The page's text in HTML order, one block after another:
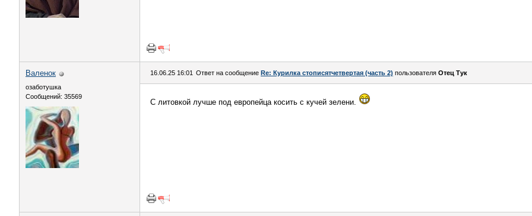
Валенок
озаботушка
Сообщений: 35569
16.06.25 16:01 Ответ на сообщение Re: Курилка стописятчетвертая (часть 2) пользователя Отец Тук
С литовкой лучше под европейца косить с кучей зелени.